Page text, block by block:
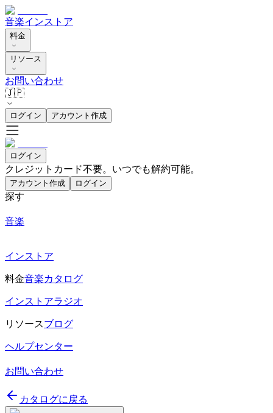
音楽インストア
料金
リソース
お問い合わせ
🇯🇵
ログイン アカウント作成
ログイン
クレジットカード不要。いつでも解約可能。
アカウント作成 ログイン
探す
音楽
インストア
料金音楽カタログ
インストアラジオ
リソースブログ
ヘルプセンター
お問い合わせ
カタログに戻る